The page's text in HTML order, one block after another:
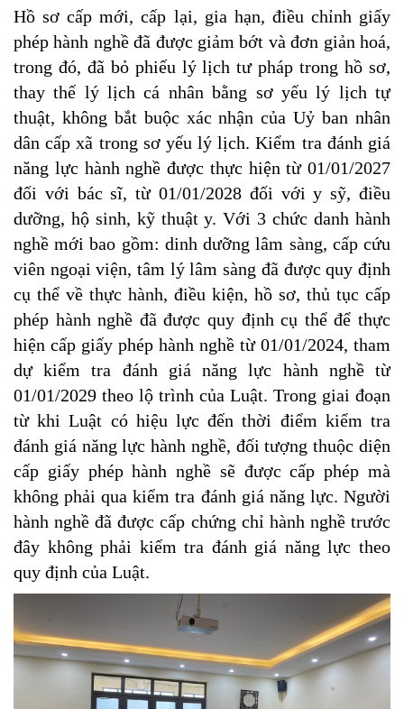
Hồ sơ cấp mới, cấp lại, gia hạn, điều chỉnh giấy
phép hành nghề đã được giảm bớt và đơn giản hoá,
trong đó, đã bỏ phiếu lý lịch tư pháp trong hồ sơ,
thay thế lý lịch cá nhân bằng sơ yếu lý lịch tự
thuật, không bắt buộc xác nhận của Uỷ ban nhân
dân cấp xã trong sơ yếu lý lịch. Kiểm tra đánh giá
năng lực hành nghề được thực hiện từ 01/01/2027
đối với bác sĩ, từ 01/01/2028 đối với y sỹ, điều
dưỡng, hộ sinh, kỹ thuật y. Với 3 chức danh hành
nghề mới bao gồm: dinh dưỡng lâm sàng, cấp cứu
viên ngoại viện, tâm lý lâm sàng đã được quy định
cụ thể về thực hành, điều kiện, hồ sơ, thủ tục cấp
phép hành nghề đã được quy định cụ thể để thực
hiện cấp giấy phép hành nghề từ 01/01/2024, tham
dự kiểm tra đánh giá năng lực hành nghề từ
01/01/2029 theo lộ trình của Luật. Trong giai đoạn
từ khi Luật có hiệu lực đến thời điểm kiểm tra
đánh giá năng lực hành nghề, đối tượng thuộc diện
cấp giấy phép hành nghề sẽ được cấp phép mà
không phải qua kiểm tra đánh giá năng lực. Người
hành nghề đã được cấp chứng chỉ hành nghề trước
đây không phải kiểm tra đánh giá năng lực theo
quy định của Luật.